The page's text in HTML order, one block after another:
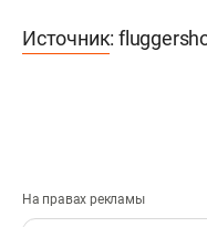
Источник:
На правах рекламы